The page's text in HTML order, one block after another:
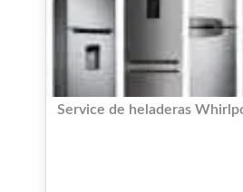
Service de heladeras